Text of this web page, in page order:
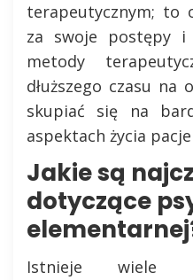
terapeutycznym; to
za swoje postępy i
metody
dłuższego czasu na
skupiać się na
aspektach życia
Jakie są
dotyczące
Istnieje wiele